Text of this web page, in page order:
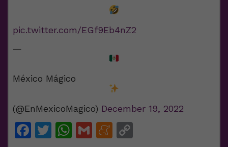
pic.twitter.com/EGf9Eb4nZ2
—
México Mágico
(@EnMexicoMagico) December 19, 2022
Facebook
Twitter
WhatsApp
GmailMeneame